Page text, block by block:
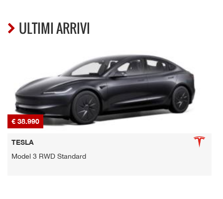
ULTIMI ARRIVI
€ 38.990
TESLA
Model 3 RWD Standard